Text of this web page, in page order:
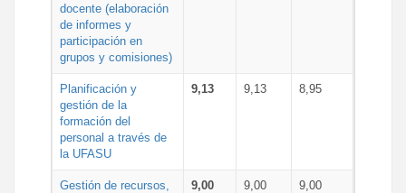
docente (elaboración
de informes y
participación en
grupos y comisiones)
Planificación y
gestión de la
formación del
personal a través de
la UFASU
9,13 9,13 8,95
Gestión de recursos,
9,00 9,00 9,00